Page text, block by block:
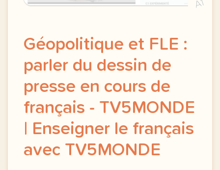
A1
Géopolitique et FLE :
parler du dessin de
presse en cours de
français - TV5MONDE
| Enseigner le français
avec TV5MONDE